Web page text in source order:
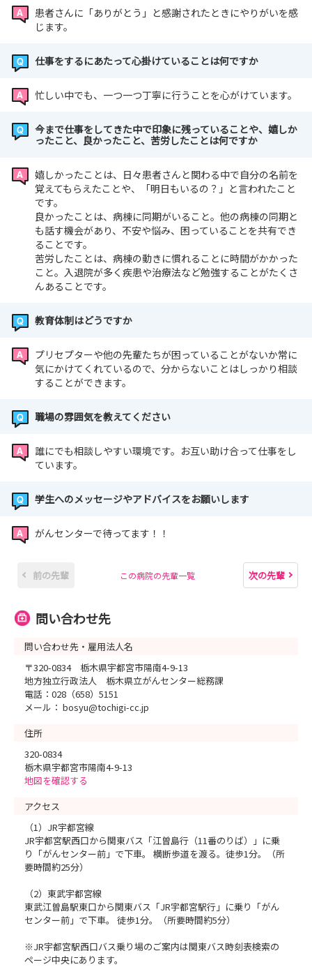
患者さんに「ありがとう」と感謝されたときにやりがいを感
じます。
仕事をするにあたって心掛けていることは何ですか
忙しい中でも、一つ一つ丁寧に行うことを心がけています。
今まで仕事をしてきた中で印象に残っていることや、嬉しか
ったこと、良かったこと、苦労したことは何ですか
嬉しかったことは、日々患者さんと関わる中で自分の名前を
覚えてもらえたことや、「明日もいるの？」と言われたこと
です。
良かったことは、病棟に同期がいること。他の病棟の同期と
も話す機会があり、不安や悩み、困っていることを共有でき
ることです。
苦労したことは、病棟の動きに慣れることに時間がかかった
こと。入退院が多く疾患や治療法など勉強することがたくさ
んあることです。
教育体制はどうですか
プリセプターや他の先輩たちが困っていることがないか常に
気にかけてくれているので、分からないことはしっかり相談
することができます。
職場の雰囲気を教えてください
誰にでも相談しやすい環境です。お互い助け合って仕事をし
ています。
学生へのメッセージやアドバイスをお願いします
がんセンターで待ってます！！
前の先輩 この病院の先輩一覧 次の先輩
問い合わせ先
問い合わせ先・雇用法人名
〒320-0834 栃木県宇都宮市陽南4-9-13
地方独立行政法人 栃木県立がんセンター総務課
電話：028（658）5151
メール： bosyu@tochigi-cc.jp
住所
320-0834
栃木県宇都宮市陽南4-9-13
地図を確認する
アクセス
（1）JR宇都宮線
JR宇都宮駅西口から関東バス「江曽島行（11番のりば）」に乗
り「がんセンター前」で下車。 横断歩道を渡る。徒歩1分。（所
要時間約25分）
（2）東武宇都宮線
東武江曽島駅東口から関東バス「JR宇都宮駅行」に乗り「がん
センター前」で下車。 徒歩1分。（所要時間約5分）
※JR宇都宮駅西口バス乗り場のご案内は関東バス時刻表検索の
ページ中央にあります。